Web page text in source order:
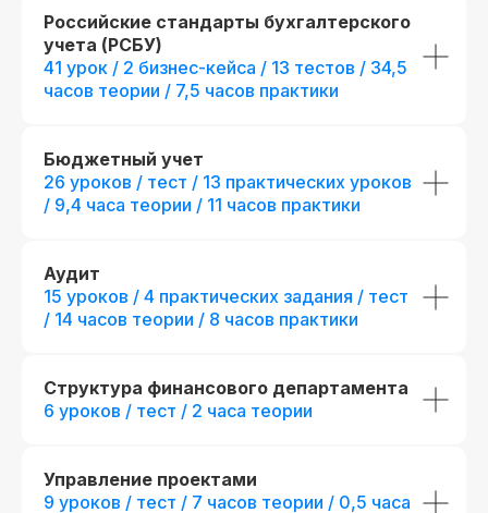
Российские стандарты бухгалтерского
учета (РСБУ)
41 урок / 2 бизнес-кейса / 13 тестов / 34,5
часов теории / 7,5 часов практики
Бюджетный учет
26 уроков / тест / 13 практических уроков
/ 9,4 часа теории / 11 часов практики
Аудит
15 уроков / 4 практических задания / тест
/ 14 часов теории / 8 часов практики
Структура финансового департамента
6 уроков / тест / 2 часа теории
Управление проектами
9 уроков / тест / 7 часов теории / 0,5 часа
Получить полную
программу курса
демо-доступа